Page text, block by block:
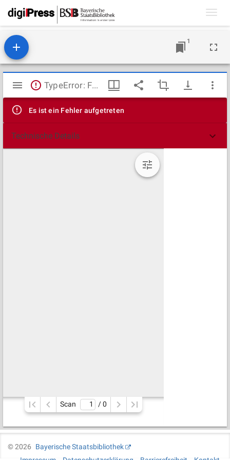
1
Mirador
Viewer
TypeError: Failed to fetch
Es ist ein Fehler aufgetreten
Technische Details
Scan / 0
©2026
Bayerische Staatsbibliothek